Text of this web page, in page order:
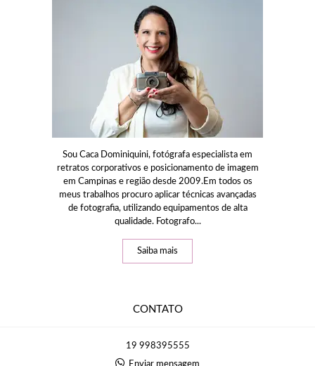
Sou Caca Dominiquini, fotógrafa especialista em
retratos corporativos e posicionamento de imagem
em Campinas e região desde 2009.Em todos os
meus trabalhos procuro aplicar técnicas avançadas
de fotografia, utilizando equipamentos de alta
qualidade. Fotografo...
Saiba mais
CONTATO
19 998395555